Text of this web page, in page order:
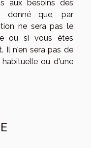
aux besoins des
donné que, par
ne sera pas le
ou si vous êtes
Il n'en sera pas de
ou d'une